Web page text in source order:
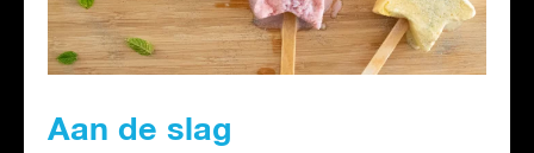
Aan de slag